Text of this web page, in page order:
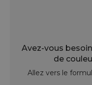
Avez-vous
de
Allez vers le